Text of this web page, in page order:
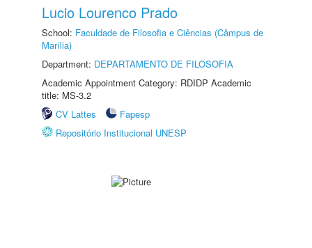
Lucio Lourenco Prado
School: Faculdade de Filosofia e Ciências (Câmpus de
Marília)
Department: DEPARTAMENTO DE FILOSOFIA
Academic Appointment Category: RDIDP Academic
title: MS-3.2
CV Lattes
Fapesp
Repositório Institucional UNESP